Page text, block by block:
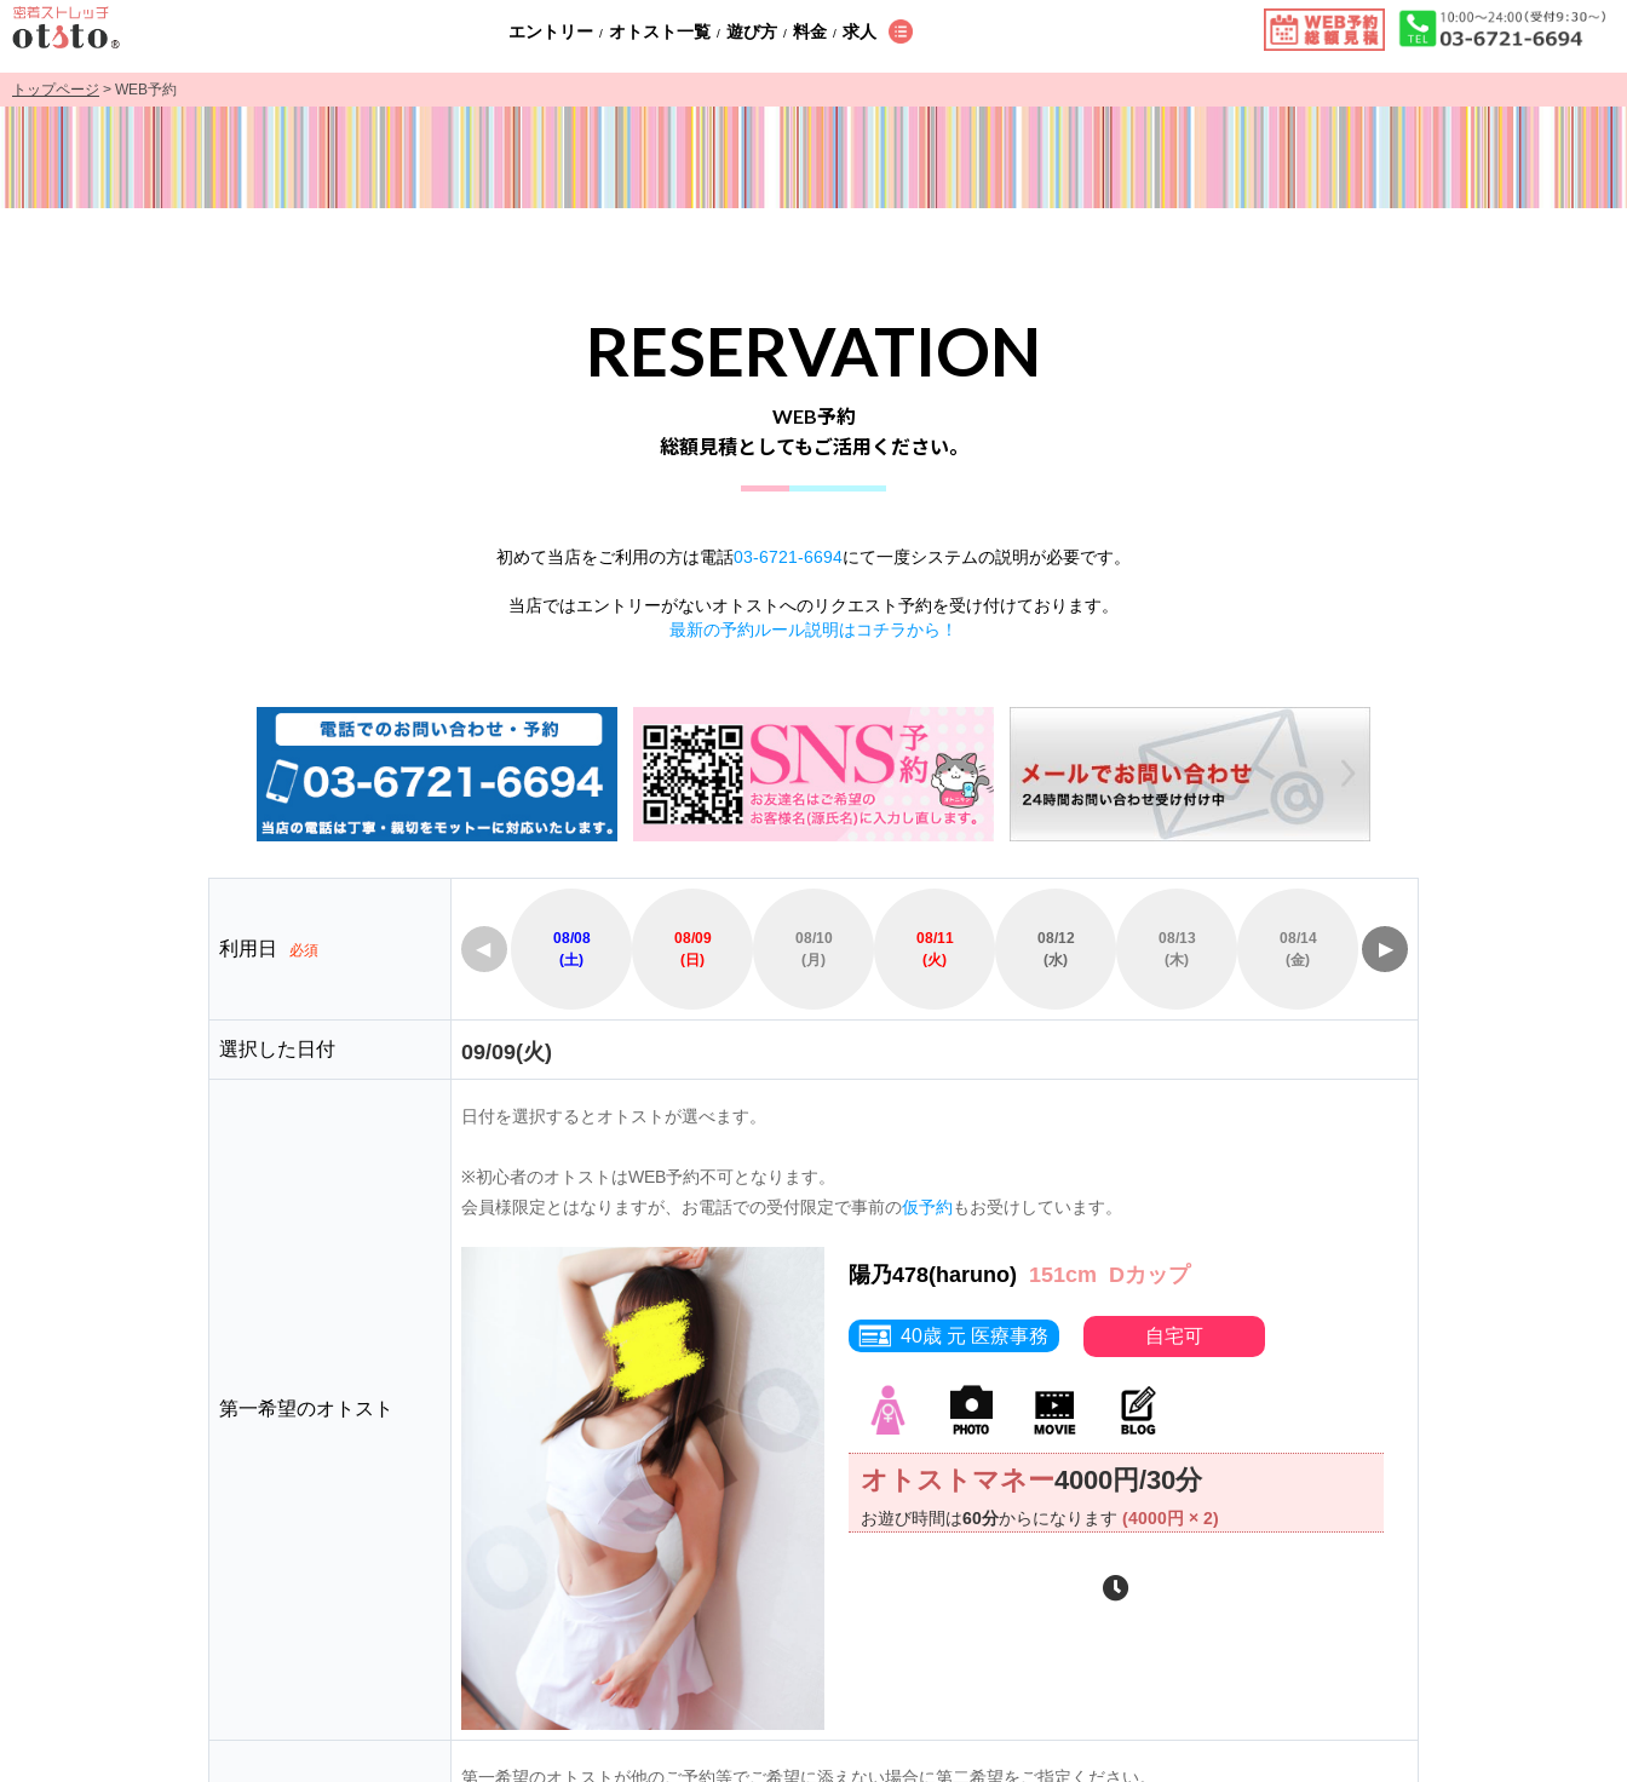
エントリー / オトスト一覧 / 遊び方 / 料金 / 求人
トップページ > WEB予約
RESERVATION
WEB予約
総額見積としてもご活用ください。
初めて当店をご利用の方は電話03-6721-6694にて一度システムの説明が必要です。
当店ではエントリーがないオトストへのリクエスト予約を受け付けております。
最新の予約ルール説明はコチラから！
利用日 必須 ◀
08/08
(土)
08/09
(日)
08/10
(月)
08/11
(火)
08/12
(水)
08/13
(木)
08/14
(金)
08/15
(土)
▶
選択した日付 09/09(火)
第一希望のオトスト
日付を選択するとオトストが選べます。
※初心者のオトストはWEB予約不可となります。
会員様限定とはなりますが、お電話での受付限定で事前の仮予約もお受けしています。
陽乃478(haruno) 151cm Dカップ
40歳 元 医療事務 自宅可
オトストマネー4000円/30分
お遊び時間は60分からになります (4000円 × 2)
第一希望のオトストが他のご予約等でご希望に添えない場合に第二希望をご指定ください。